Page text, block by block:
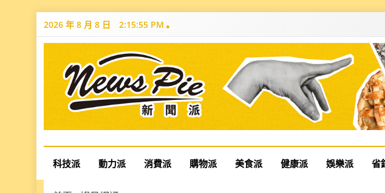
Skip
2026 年 8 月 8 日 2:15:56 PM
News Pie
最有料的新聞
科技派 動力派 消費派 購物派 美食派 健康派 娛樂派 省